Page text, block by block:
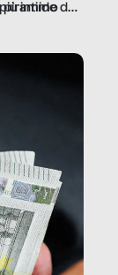
intimo
piramide del